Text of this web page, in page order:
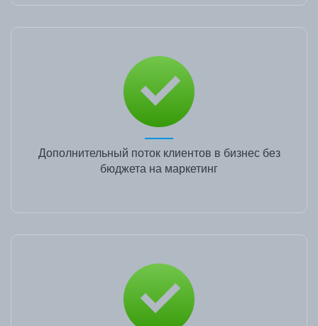
Дополнительный поток клиентов в бизнес без
бюджета на маркетинг